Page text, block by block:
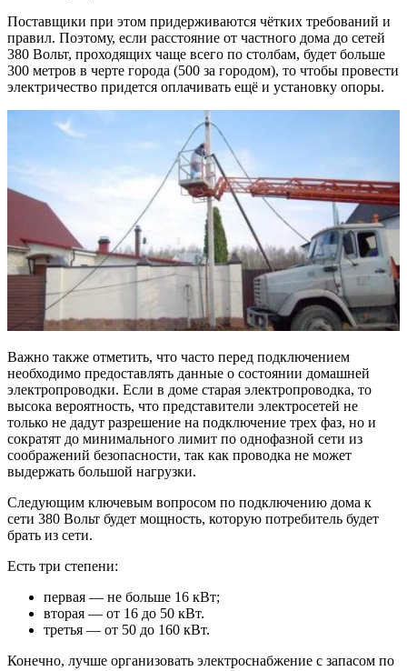
Поставщики при этом придерживаются чётких требований и
правил. Поэтому, если расстояние от частного дома до сетей
380 Вольт, проходящих чаще всего по столбам, будет больше
300 метров в черте города (500 за городом), то чтобы провести
электричество придется оплачивать ещё и установку опоры.
Важно также отметить, что часто перед подключением
необходимо предоставлять данные о состоянии домашней
электропроводки. Если в доме старая электропроводка, то
высока вероятность, что представители электросетей не
только не дадут разрешение на подключение трех фаз, но и
сократят до минимального лимит по однофазной сети из
соображений безопасности, так как проводка не может
выдержать большой нагрузки.
Следующим ключевым вопросом по подключению дома к
сети 380 Вольт будет мощность, которую потребитель будет
брать из сети.
Есть три степени:
первая — не больше 16 кВт;
вторая — от 16 до 50 кВт.
третья — от 50 до 160 кВт.
Конечно, лучше организовать электроснабжение с запасом по